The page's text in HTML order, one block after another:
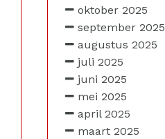
oktober 2025
september 2025
augustus 2025
juli 2025
juni 2025
mei 2025
april 2025
maart 2025